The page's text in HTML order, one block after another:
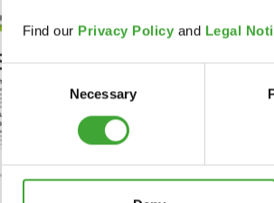
Find our Privacy Policy and Legal
Consent
Selection
Necessary